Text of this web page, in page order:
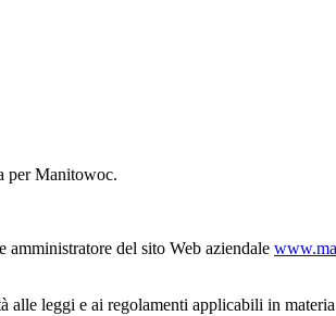
per Manitowoc.
del sito Web aziendale
leggi e ai regolamenti applicabili in